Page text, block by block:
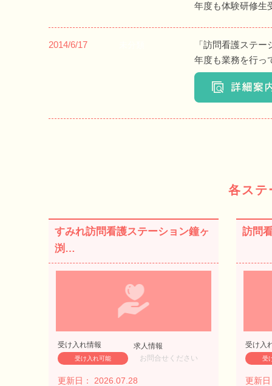
年度も体験研修生
2014/6/17
「訪問看護ステ
年度も業務を行っ
各ステ
すみれ訪問看護ステーション鐘ヶ
渕…
受け入れ情報
受け入れ可能
求人情報
お問合せください
更新日： 2026.07.28
訪問
受け入
受
更新